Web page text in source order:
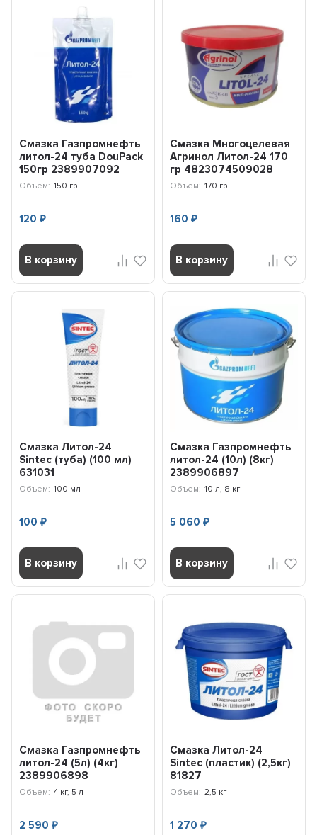
Смазка Газпромнефть
литол-24 туба DouPack
150гр 2389907092
Объем: 150 гр
120₽
В корзину
Смазка Многоцелевая
Агринол Литол-24 170
гр 4823074509028
Объем: 170 гр
160 ₽
В корзину
Смазка Литол-24
Sintec (туба) (100 мл)
631031
Объем: 100 мл
100₽
В корзину
Смазка Газпромнефть
литол-24 (10л) (8кг)
2389906897
Объем: 10 л, 8 кг
5 060 ₽
В корзину
Смазка Газпромнефть
литол-24 (5л) (4кг)
2389906898
Объем: 4 кг, 5 л
2 590₽
Смазка Литол-24
Sintec (пластик) (2,5кг)
81827
Объем: 2,5 кг
1 270 ₽